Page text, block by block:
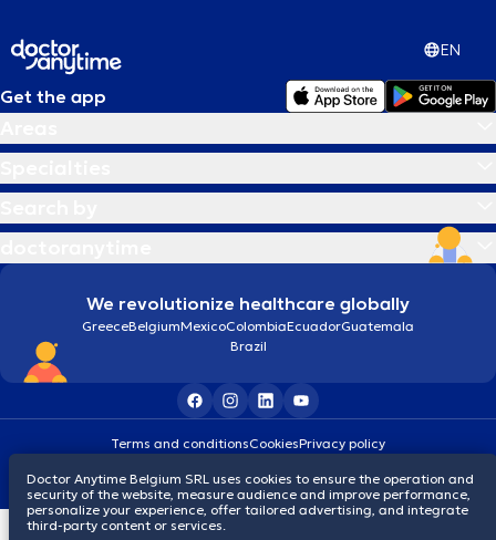
EN
Get the app
We revolutionize healthcare globally
GreeceBelgiumMexicoColombiaEcuadorGuatemala
Brazil
Terms and conditionsCookiesPrivacy policy
Doctor Anytime Belgium SRL uses cookies to ensure the operation and
security of the website, measure audience and improve performance,
personalize your experience, offer tailored advertising, and integrate
third-party content or services.